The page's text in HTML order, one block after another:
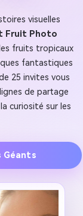
visuelles
Fruit Photo
fruits tropicaux
fantastiques
25 invites vous
de partage
curiosité sur les
Géants